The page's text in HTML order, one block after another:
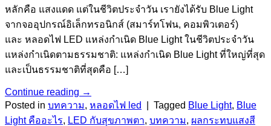
หลักคือ แสงแดด แต่ในชีวิตประจำวัน เรายังได้รับ Blue Light
จากจออุปกรณ์อิเล็กทรอนิกส์ (สมาร์ทโฟน, คอมพิวเตอร์)
และ หลอดไฟ LED แหล่งกำเนิด Blue Light ในชีวิตประจำวัน
แหล่งกำเนิดตามธรรมชาติ: แหล่งกำเนิด Blue Light ที่ใหญ่ที่สุด
และเป็นธรรมชาติที่สุดคือ […]
Continue reading →
Posted in บทความ, หลอดไฟ led Tagged Blue Light, Blue
Light คืออะไร, LED กับสุขภาพตา, บทความ, ผลกระทบแสงสี